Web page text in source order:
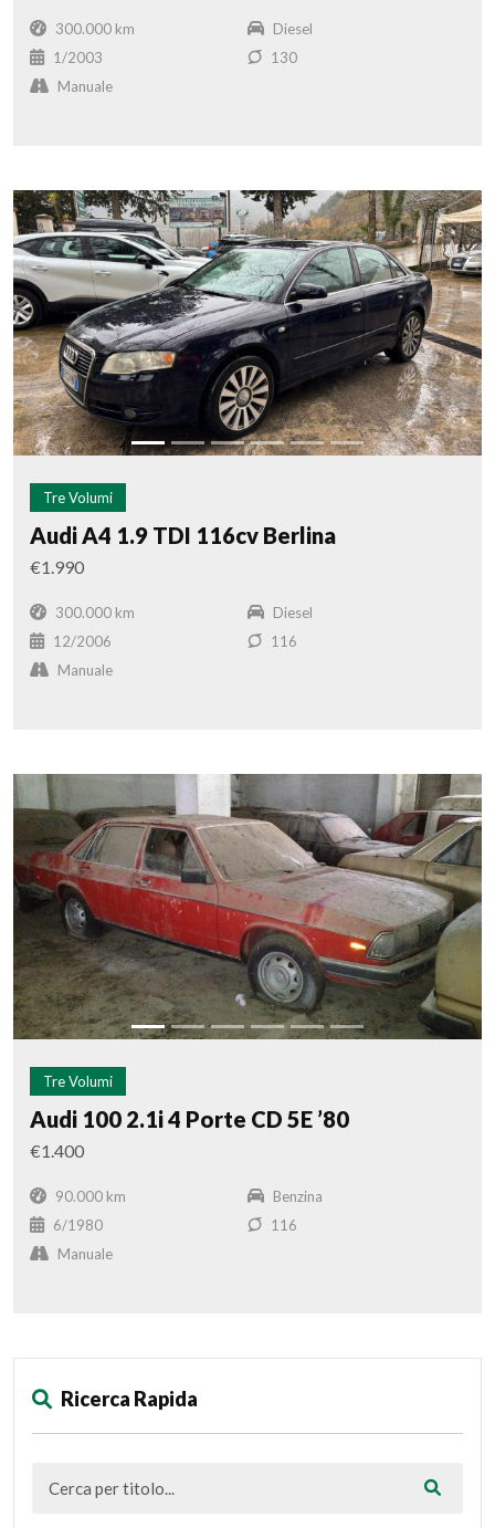
300.000 km
Diesel
1/2003
130
Manuale
Tre Volumi
Audi A4 1.9 TDI 116cv Berlina
€1.990
300.000 km
Diesel
12/2006
116
Manuale
Tre Volumi
Audi 100 2.1i 4 Porte CD 5E ’80
€1.400
90.000 km
Benzina
6/1980
116
Manuale
Ricerca Rapida